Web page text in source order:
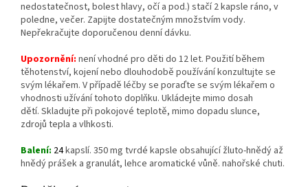
nedostatečnost, bolest hlavy, očí a pod.) stačí 2 kapsle ráno, v
poledne, večer. Zapijte dostatečným množstvím vody.
Nepřekračujte doporučenou denní dávku.
Upozornění: není vhodné pro děti do 12 let. Použití během
těhotenství, kojení nebo dlouhodobě používání konzultujte se
svým lékařem. V případě léčby se poraďte se svým lékařem o
vhodnosti užívání tohoto doplňku. Ukládejte mimo dosah
dětí. Skladujte při pokojové teplotě, mimo dopadu slunce,
zdrojů tepla a vlhkosti.
Balení: 24kapslí. 350 mg tvrdé kapsle obsahující žluto-hnědý až
hnědý prášek a granulát, lehce aromatické vůně. nahořské chuti.